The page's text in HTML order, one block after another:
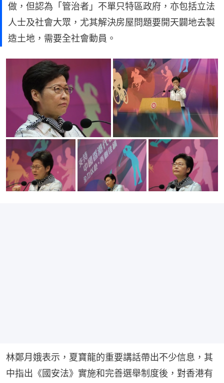
做，但認為「管治者」不單只特區政府，亦包括立法
人士及社會大眾，尤其解決房屋問題要開天闢地去製
造土地，需要全社會動員。
林鄭月娥表示，夏寶龍的重要講話帶出不少信息，其
中指出《國安法》實施和完善選舉制度後，對香港有